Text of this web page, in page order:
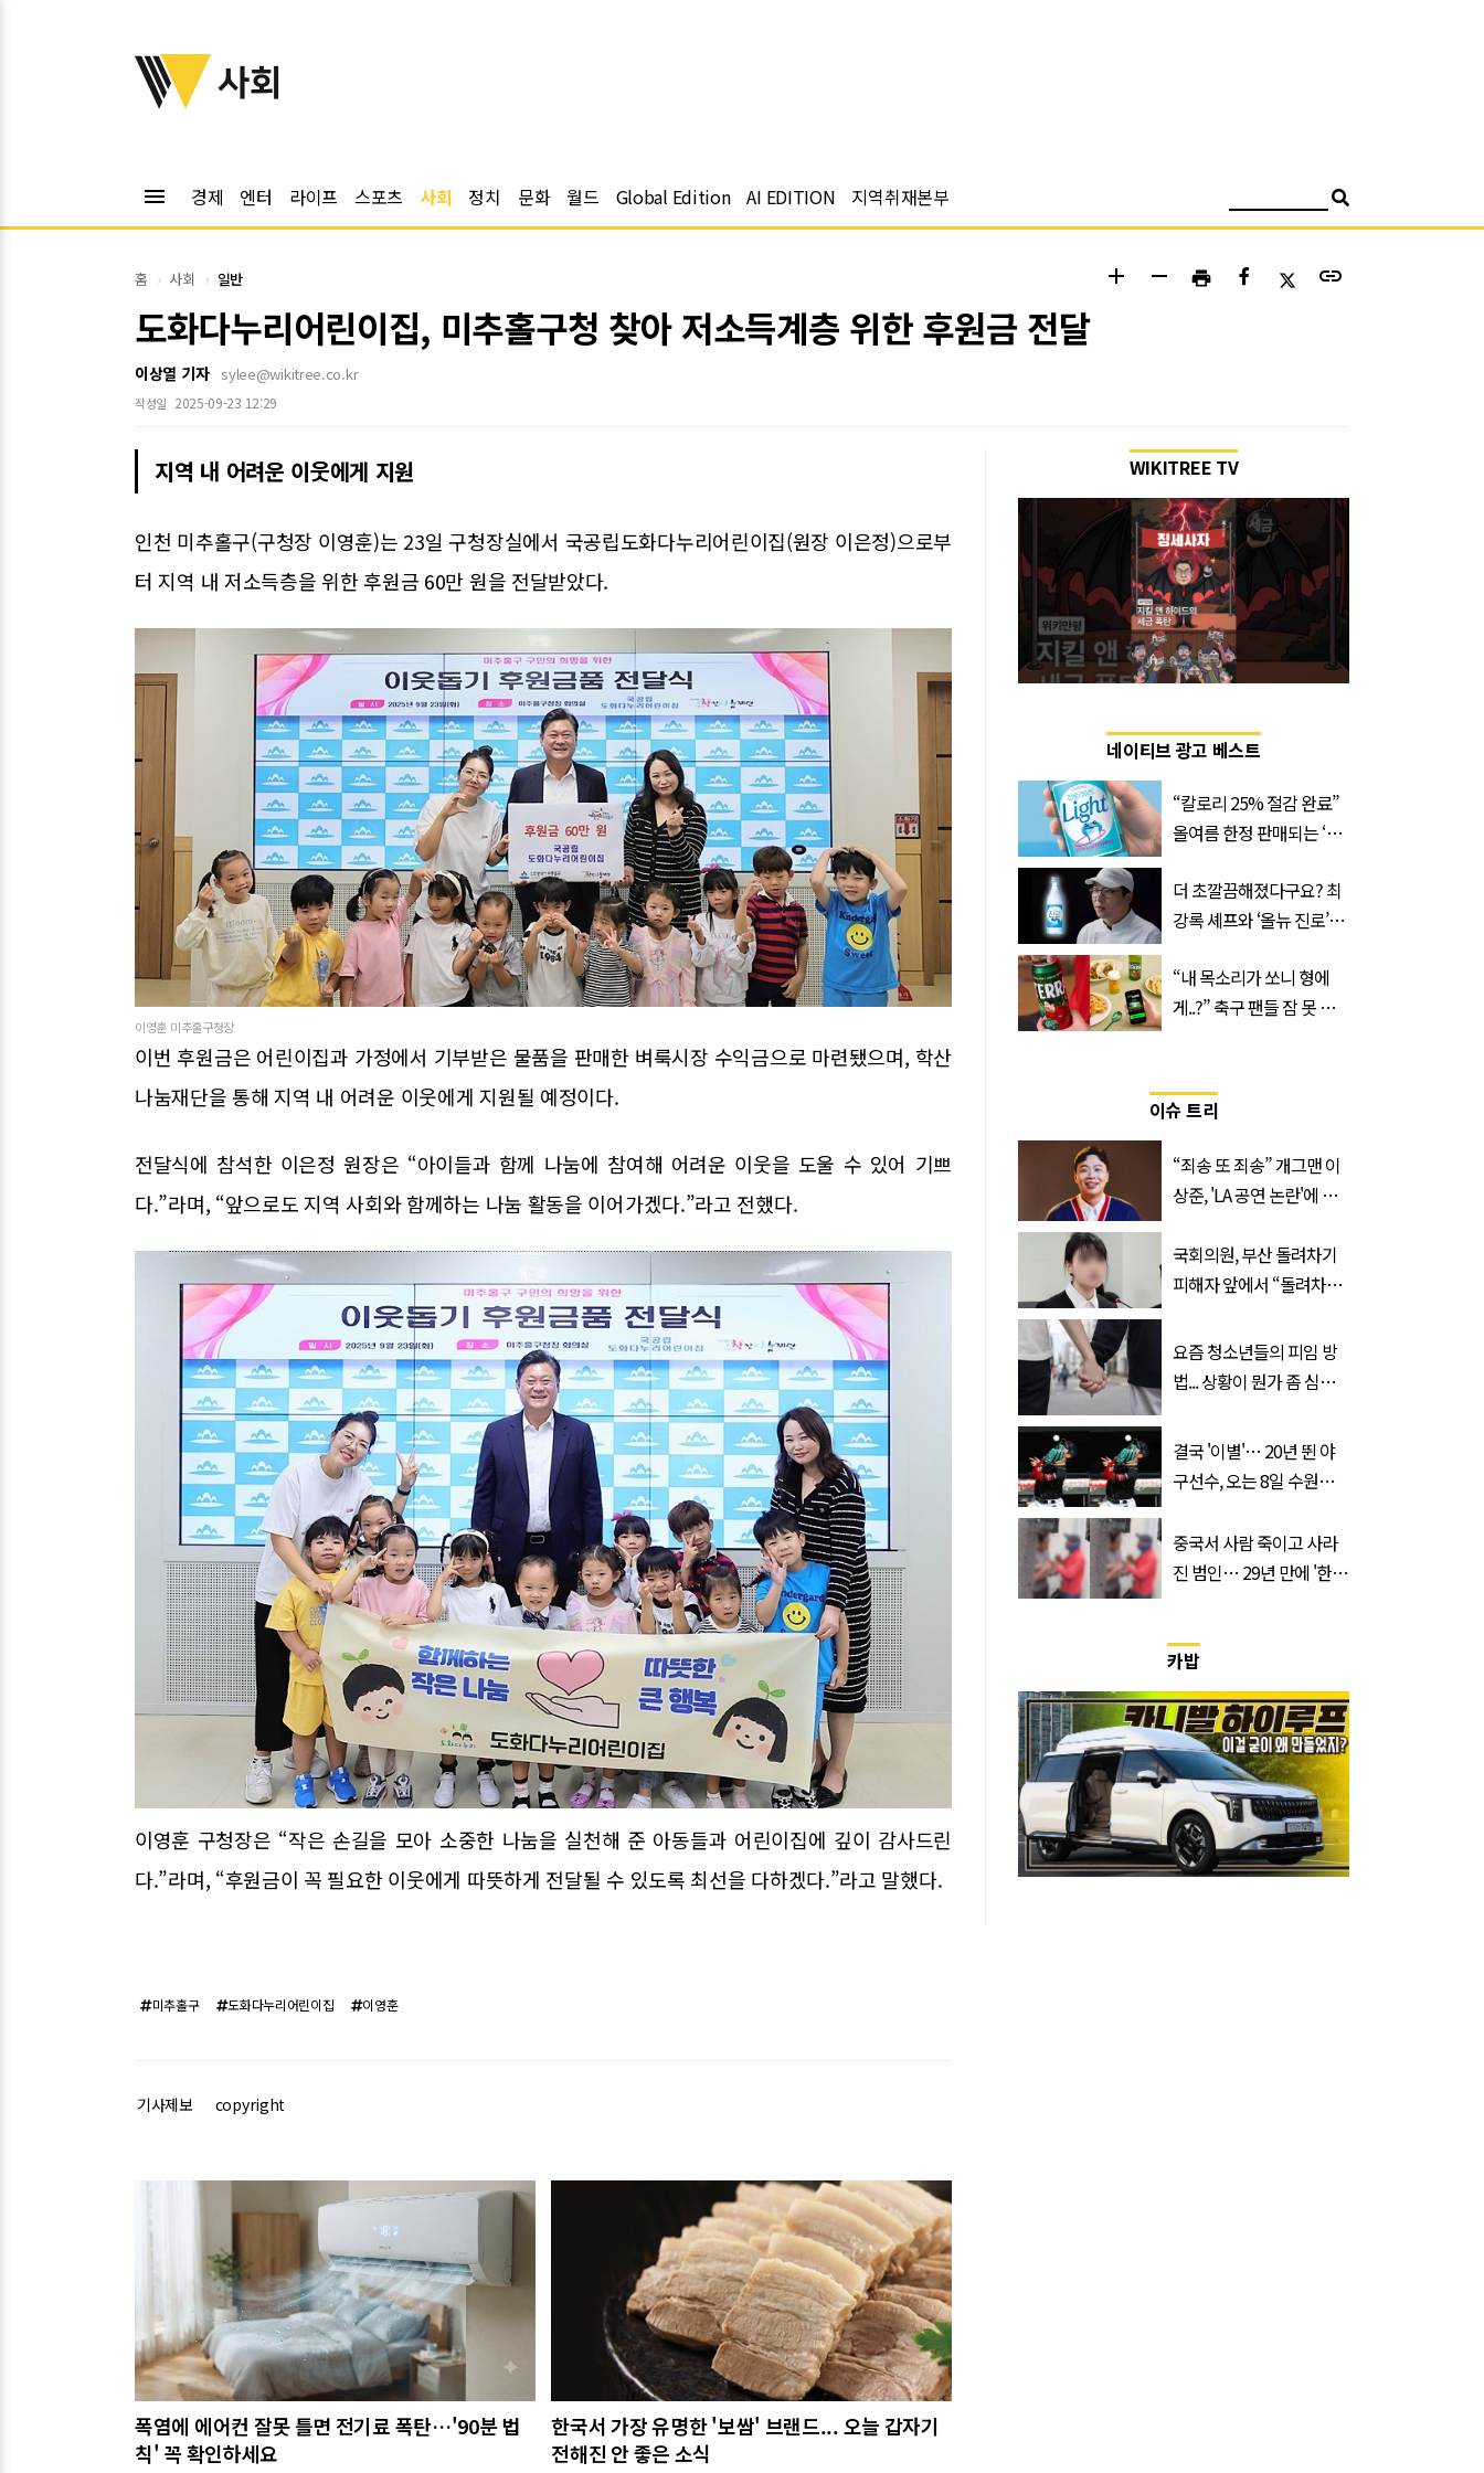
위키트리
사회
menu 경제 엔터 라이프 스포츠 사회 정치 문화 월드 Global Edition AI EDITION 지역취재본부
홈 사회 일반 add remove print link
도화다누리어린이집, 미추홀구청 찾아 저소득계층 위한 후원금 전달
이상열 기자 sylee@wikitree.co.kr
작성일 2025-09-23 12:29
지역 내 어려운 이웃에게 지원
인천 미추홀구(구청장 이영훈)는 23일 구청장실에서 국공립도화다누리어린이집(원장 이은정)으로부
터 지역 내 저소득층을 위한 후원금 60만 원을 전달받았다.
이영훈 미추홀구청장
이번 후원금은 어린이집과 가정에서 기부받은 물품을 판매한 벼룩시장 수익금으로 마련됐으며, 학산
나눔재단을 통해 지역 내 어려운 이웃에게 지원될 예정이다.
전달식에 참석한 이은정 원장은 “아이들과 함께 나눔에 참여해 어려운 이웃을 도울 수 있어 기쁘
다.”라며, “앞으로도 지역 사회와 함께하는 나눔 활동을 이어가겠다.”라고 전했다.
이영훈 구청장은 “작은 손길을 모아 소중한 나눔을 실천해 준 아동들과 어린이집에 깊이 감사드린
다.”라며, “후원금이 꼭 필요한 이웃에게 따뜻하게 전달될 수 있도록 최선을 다하겠다.”라고 말했다.
미추홀구 도화다누리어린이집 이영훈
기사제보 copyright
관련기사
폭염에 에어컨 잘못 틀면 전기료 폭탄…'90분 법
칙' 꼭 확인하세요
한국서 가장 유명한 '보쌈' 브랜드... 오늘 갑자기
전해진 안 좋은 소식
WIKITREE TV
네이티브 광고 베스트
“칼로리 25% 절감 완료”
올여름 한정 판매되는 ‘최
더 초깔끔해졌다구요? 최
강록 셰프와 ‘올뉴 진로’의
“내 목소리가 쏘니 형에
게..?” 축구 팬들 잠 못 들
이슈 트리
“죄송 또 죄송” 개그맨 이
상준, 'LA 공연 논란'에 고
국회의원, 부산 돌려차기
피해자 앞에서 “돌려차기
요즘 청소년들의 피임 방
법... 상황이 뭔가 좀 심각
결국 '이별'… 20년 뛴 야
구선수, 오는 8일 수원서
중국서 사람 죽이고 사라
진 범인… 29년 만에 '한
카밥